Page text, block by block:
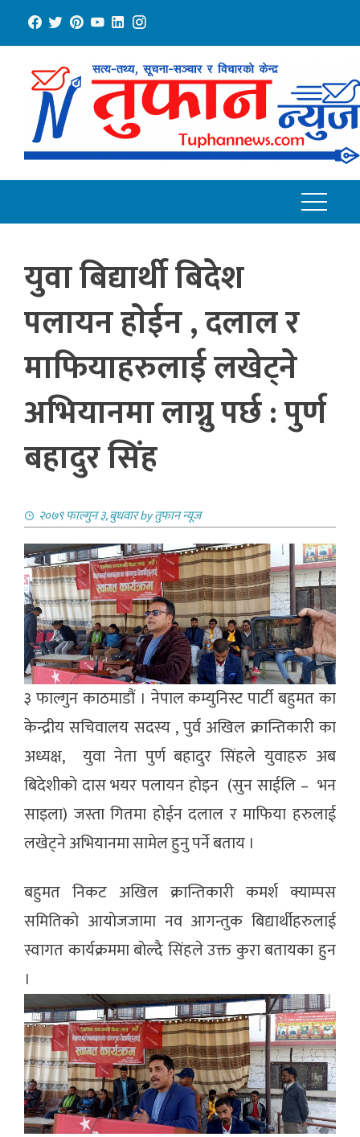
content
युवा बिद्यार्थी बिदेश
पलायन हाेईन , दलाल र
माफियाहरुलाई लखेट्ने
अभियानमा लाग्नु पर्छ : पुर्ण
बहादुर सिंह
२०७९ फाल्गुन ३, बुधवारbyतुफान न्यूज
३ फाल्गुन काठमाडौं । नेपाल कम्युनिस्ट पार्टी बहुमत का
केन्द्रीय सचिवालय सदस्य , पुर्व अखिल क्रान्तिकारी का
अध्यक्ष, युवा नेता पुर्ण बहादुर सिंहले युवाहरु अब
बिदेशीकाे दास भयर पलायन हाेइन (सुन साईलि – भन
साइला) जस्ता गितमा हाेईन दलाल र माफिया हरुलाई
लखेट्ने अभियानमा सामेल हुनु पर्ने बताय ।
बहुमत निकट अखिल क्रान्तिकारी कमर्श क्याम्पस
समितिकाे आयाेजजामा नव आगन्तुक बिद्यार्थीहरुलाई
स्वागत कार्यक्रममा बाेल्दै सिंहले उक्त कुरा बतायका हुन
।